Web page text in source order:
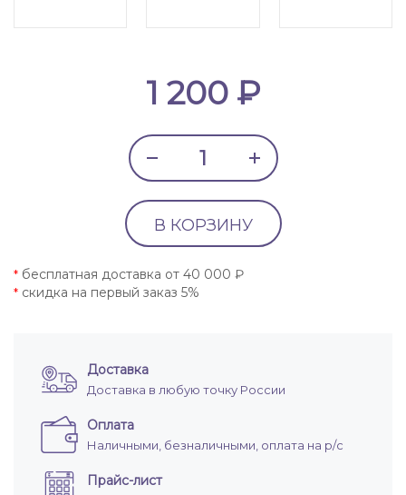
1 200 ₽
В КОРЗИНУ
* бесплатная доставка от 40 000 ₽
* скидка на первый заказ 5%
Доставка
Доставка в любую точку России
Оплата
Наличными, безналичными, оплата на р/с
Прайс-лист